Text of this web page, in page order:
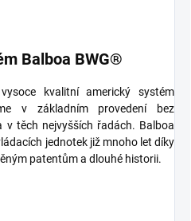
Balboa BWG®
kvalitní americký systém
v základním provedení bez
v těch nejvyšších řadách. Balboa
jednotek již mnoho let díky
patentům a dlouhé historii.